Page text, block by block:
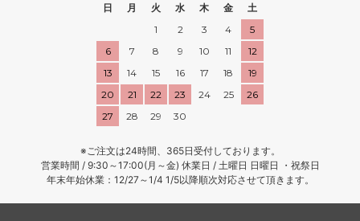
日
月 火 水 木 金
土
1
2 3 4
5
6
7 8 9 10 11
12
13
14 15 16 17 18
19
20
21 22 23 24 25
26
27
28 29 30
※ご注文は24時間、365日受付しております。
営業時間 / 9:30～17:00(月～金) 休業日 / 土曜日 日曜日 ・祝祭日
年末年始休業：12/27～1/4 1/5以降順次対応させて頂きます。